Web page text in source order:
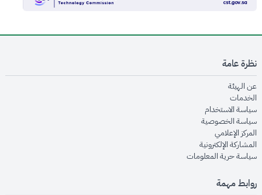
نظرة عامة
عن الهيئةopens in new window
الخدماتopens in new window
سياسة الاستخدام
سياسة الخصوصيةopens in new window
المركز الإعلاميopens in new window
المشاركة الإلكترونيةopens in new window
سياسة حرية المعلوماتopens in new window
روابط مهمة